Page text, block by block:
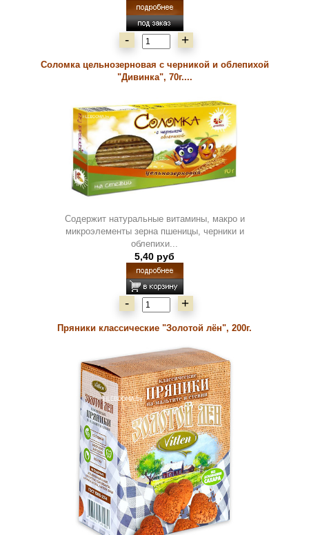
- +
Соломка цельнозерновая с черникой и облепихой
"Дивинка", 70г....
Содержит натуральные витамины, макро и
микроэлементы зерна пшеницы, черники и
облепихи...
5,40 руб
- +
Пряники классические "Золотой лён", 200г.